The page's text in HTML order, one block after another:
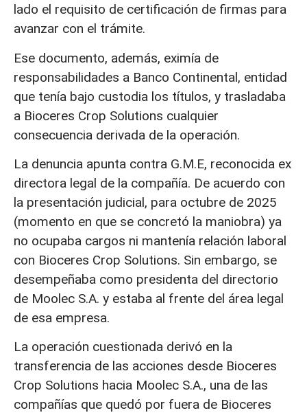
lado el requisito de certificación de firmas para
avanzar con el trámite.
Ese documento, además, eximía de
responsabilidades a Banco Continental, entidad
que tenía bajo custodia los títulos, y trasladaba
a Bioceres Crop Solutions cualquier
consecuencia derivada de la operación.
La denuncia apunta contra G.M.E, reconocida ex
directora legal de la compañía. De acuerdo con
la presentación judicial, para octubre de 2025
(momento en que se concretó la maniobra) ya
no ocupaba cargos ni mantenía relación laboral
con Bioceres Crop Solutions. Sin embargo, se
desempeñaba como presidenta del directorio
de Moolec S.A. y estaba al frente del área legal
de esa empresa.
La operación cuestionada derivó en la
transferencia de las acciones desde Bioceres
Crop Solutions hacia Moolec S.A., una de las
compañías que quedó por fuera de Bioceres